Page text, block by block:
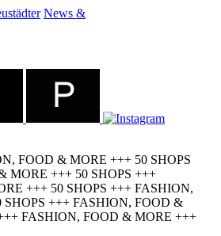
News &
FOOD & MORE +++ 50 SHOPS
MORE +++ 50 SHOPS +++
+++ 50 SHOPS +++ FASHION,
+++ FASHION, FOOD &
FASHION, FOOD & MORE +++